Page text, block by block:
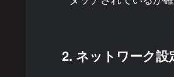
2. ネットワーク設